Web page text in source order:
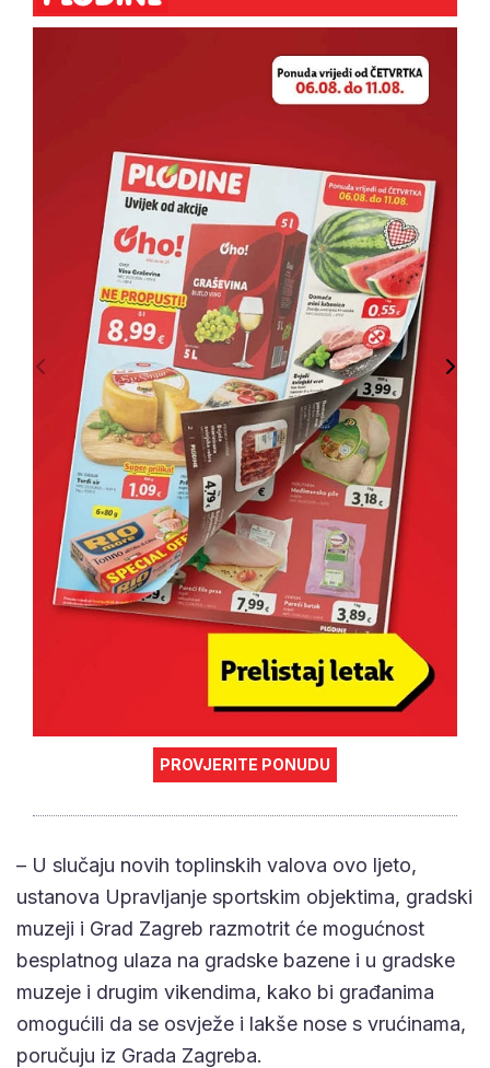
PROVJERITE PONUDU
– U slučaju novih toplinskih valova ovo ljeto,
ustanova Upravljanje sportskim objektima, gradski
muzeji i Grad Zagreb razmotrit će mogućnost
besplatnog ulaza na gradske bazene i u gradske
muzeje i drugim vikendima, kako bi građanima
omogućili da se osvježe i lakše nose s vrućinama,
poručuju iz Grada Zagreba.